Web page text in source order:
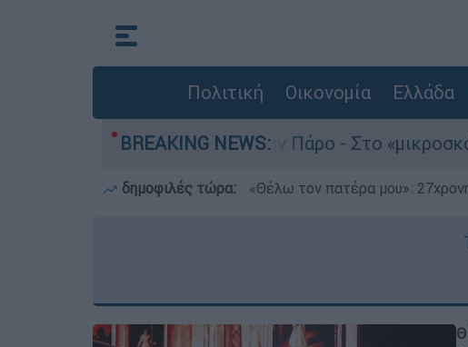
Πολιτική Οικονομία Ελλάδα
BREAKING NEWS:
4χρονου στην Πάρο - Στο «μικροσκόπιο» ο ρόλος
δημοφιλές τώρα: «Θέλω τον πατέρα μου»: